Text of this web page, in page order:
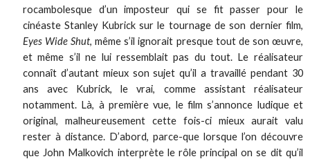
rocambolesque d’un imposteur qui se fit passer pour le
cinéaste Stanley Kubrick sur le tournage de son dernier film,
Eyes Wide Shut, même s’il ignorait presque tout de son œuvre,
et même s’il ne lui ressemblait pas du tout. Le réalisateur
connaît d’autant mieux son sujet qu’il a travaillé pendant 30
ans avec Kubrick, le vrai, comme assistant réalisateur
notamment. Là, à première vue, le film s’annonce ludique et
original, malheureusement cette fois-ci mieux aurait valu
rester à distance. D’abord, parce-que lorsque l’on découvre
que John Malkovich interprète le rôle principal on se dit qu’il